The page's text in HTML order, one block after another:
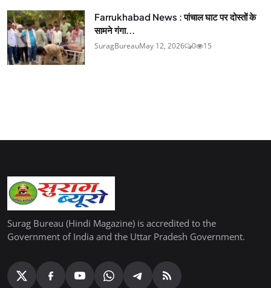
Farrukhabad News : पांचाल घाट पर दोस्तों के
सामने गंगा...
SuragBureauMay 12, 2026 0 15
Surag Bureau (Hindi Magazine) is accredited to the
Government of India and the Uttar Pradesh Government.